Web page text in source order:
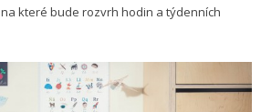
které bude rozvrh hodin a týdenních